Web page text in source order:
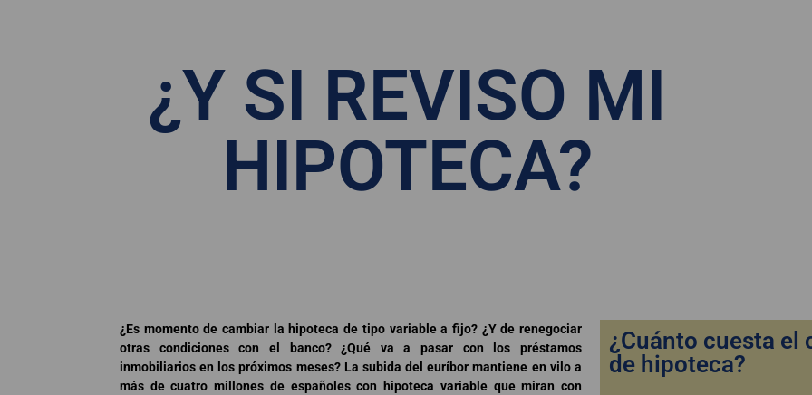
¿Y SI REVISO MI
HIPOTECA?
¿Es momento de cambiar la hipoteca de tipo variable a fijo? ¿Y de renegociar
otras condiciones con el banco? ¿Qué va a pasar con los préstamos
inmobiliarios en los próximos meses? La subida del euríbor mantiene en vilo a
más de cuatro millones de españoles con hipoteca variable que miran con
¿Cuánto cuesta el
de hipoteca?